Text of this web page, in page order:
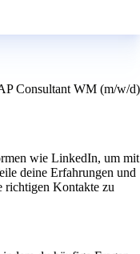
Consultant WM (m/w/d)
wie LinkedIn, um mit
deine Erfahrungen und
richtigen Kontakte zu